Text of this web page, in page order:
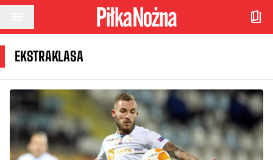
Przejdź do treści
EKSTRAKLASA